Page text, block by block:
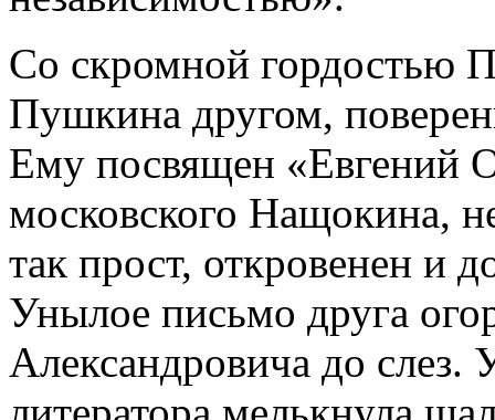
Со скромной гордостью
Пушкина другом,
Ему посвящен «Евгений
московского Нащокина,
так прост, откровенен и
Унылое письмо друга
Александровича до слез.